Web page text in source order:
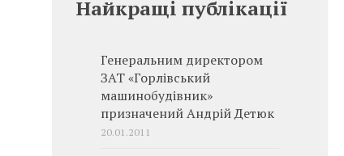
Найкращі публікації
Генеральним директором
ЗАТ «Горлівський
машинобудівник»
призначений Андрій Детюк
20.01.2011